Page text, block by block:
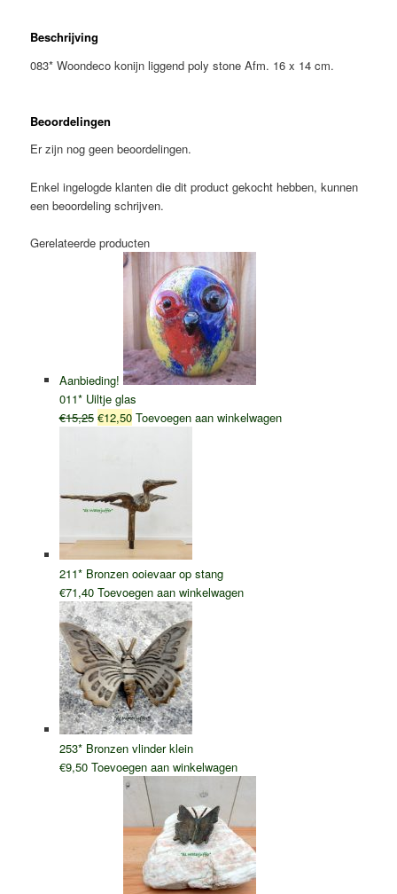
Beschrijving
083* Woondeco konijn liggend poly stone Afm. 16 x 14 cm.
Beoordelingen
Er zijn nog geen beoordelingen.
Enkel ingelogde klanten die dit product gekocht hebben, kunnen
een beoordeling schrijven.
Gerelateerde producten
Aanbieding!
011* Uiltje glas
€15,25 Oorspronkelijke
€12,50Huidige
Toevoegen aan winkelwagen
211* Bronzen ooievaar op stang
€71,40 Toevoegen aan winkelwagen
253* Bronzen vlinder klein
€9,50 Toevoegen aan winkelwagen